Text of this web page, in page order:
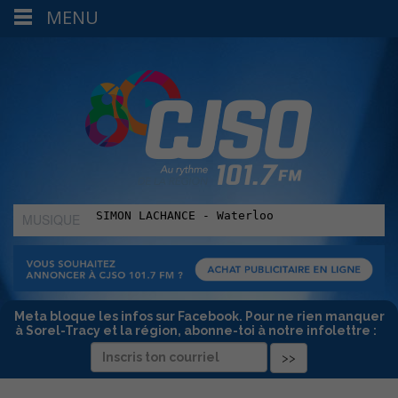
MUSIQUE
:
Meta bloque les infos sur Facebook. Pour ne rien manquer
à Sorel-Tracy et la région, abonne-toi à notre infolettre :
MENU